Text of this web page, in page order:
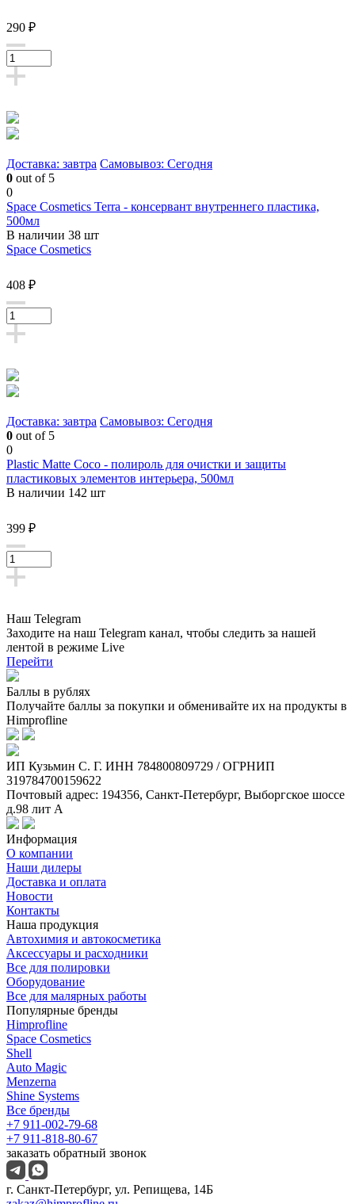
290 ₽
Доставка: завтра Самовывоз: Сегодня
0 out of 5
0
Space Cosmetics Terra - консервант внутреннего пластика,
500мл
В наличии 38 шт
Space Cosmetics
408 ₽
Доставка: завтра Самовывоз: Сегодня
0 out of 5
0
Plastic Matte Coco - полироль для очистки и защиты
пластиковых элементов интерьера, 500мл
В наличии 142 шт
399 ₽
Наш Telegram
Заходите на наш Telegram канал, чтобы следить за нашей
лентой в режиме Live
Перейти
Баллы в рублях
Получайте баллы за покупки и обменивайте их на продукты в
Himprofline
ИП Кузьмин C. Г. ИНН 784800809729 / ОГРНИП
319784700159622
Почтовый адрес: 194356, Санкт-Петербург, Выборгское шоссе
д.98 лит А
Информация
О компании
Наши дилеры
Доставка и оплата
Новости
Контакты
Наша продукция
Автохимия и автокосметика
Аксессуары и расходники
Все для полировки
Оборудование
Все для малярных работы
Популярные бренды
Himprofline
Space Cosmetics
Shell
Auto Magic
Menzerna
Shine Systems
Все бренды
+7 911-002-79-68
+7 911-818-80-67
заказать обратный звонок
г. Санкт-Петербург, ул. Репищева, 14Б